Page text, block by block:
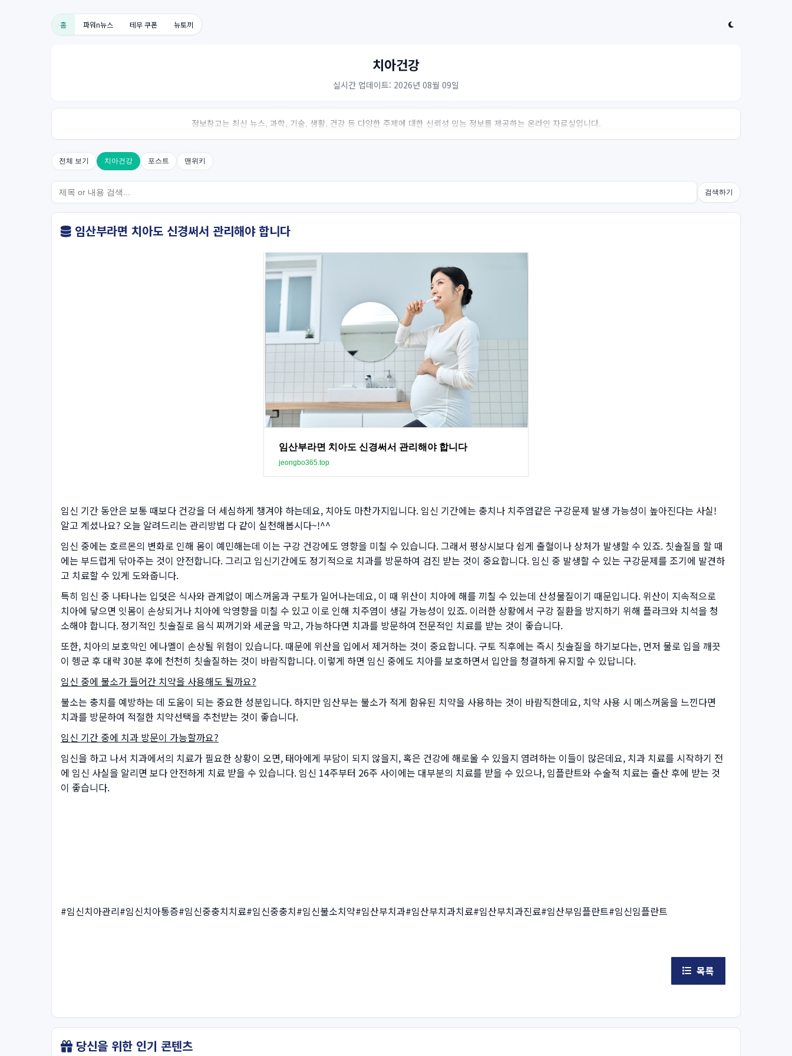
홈 파워n뉴스 테무 쿠폰 뉴토끼
치아건강
실시간 업데이트: 2026년 08월 09일
정보창고는 최신 뉴스, 과학, 기술, 생활, 건강 등 다양한 주제에 대한 신뢰성 있는 정보를 제공하는 온라인 자료실입니다.
전체 보기 치아건강 포스트 맨위키
검색하기
임산부라면 치아도 신경써서 관리해야 합니다
임산부라면 치아도 신경써서 관리해야 합니다
jeongbo365.top
임신 기간 동안은 보통 때보다 건강을 더 세심하게 챙겨야 하는데요, 치아도 마찬가지입니다. 임신 기간에는 충치나 치주염같은 구강문제 발생 가능성이 높아진다는 사실!
알고 계셨나요? 오늘 알려드리는 관리방법 다 같이 실천해봅시다~!^^
임신 중에는 호르몬의 변화로 인해 몸이 예민해는데 이는 구강 건강에도 영향을 미칠 수 있습니다. 그래서 평상시보다 쉽게 출혈이나 상처가 발생할 수 있죠. 칫솔질을 할 때
에는 부드럽게 닦아주는 것이 안전합니다. 그리고 임신기간에도 정기적으로 치과를 방문하여 검진 받는 것이 중요합니다. 임신 중 발생할 수 있는 구강문제를 조기에 발견하
고 치료할 수 있게 도와줍니다.
특히 임신 중 나타나는 입덧은 식사와 관계없이 메스꺼움과 구토가 일어나는데요, 이 때 위산이 치아에 해를 끼칠 수 있는데 산성물질이기 때문입니다. 위산이 지속적으로
치아에 닿으면 잇몸이 손상되거나 치아에 악영향을 미칠 수 있고 이로 인해 치주염이 생길 가능성이 있죠. 이러한 상황에서 구강 질환을 방지하기 위해 플라크와 치석을 청
소해야 합니다. 정기적인 칫솔질로 음식 찌꺼기와 세균을 막고, 가능하다면 치과를 방문하여 전문적인 치료를 받는 것이 좋습니다.
또한, 치아의 보호막인 에나멜이 손상될 위험이 있습니다. 때문에 위산을 입에서 제거하는 것이 중요합니다. 구토 직후에는 즉시 칫솔질을 하기보다는, 먼저 물로 입을 깨끗
이 헹군 후 대략 30분 후에 천천히 칫솔질하는 것이 바람직합니다. 이렇게 하면 임신 중에도 치아를 보호하면서 입안을 청결하게 유지할 수 있답니다.
임신 중에 불소가 들어간 치약을 사용해도 될까요?
불소는 충치를 예방하는 데 도움이 되는 중요한 성분입니다. 하지만 임산부는 불소가 적게 함유된 치약을 사용하는 것이 바람직한데요, 치약 사용 시 메스꺼움을 느낀다면
치과를 방문하여 적절한 치약선택을 추천받는 것이 좋습니다.
임신 기간 중에 치과 방문이 가능할까요?
임신을 하고 나서 치과에서의 치료가 필요한 상황이 오면, 태아에게 부담이 되지 않을지, 혹은 건강에 해로울 수 있을지 염려하는 이들이 많은데요, 치과 치료를 시작하기 전
에 임신 사실을 알리면 보다 안전하게 치료 받을 수 있습니다. 임신 14주부터 26주 사이에는 대부분의 치료를 받을 수 있으나, 임플란트와 수술적 치료는 출산 후에 받는 것
이 좋습니다.
#임신치아관리#임신치아통증#임신중충치치료#임신중충치#임신불소치약#임산부치과#임산부치과치료#임산부치과진료#임산부임플란트#임신임플란트
목록
당신을 위한 인기 콘텐츠